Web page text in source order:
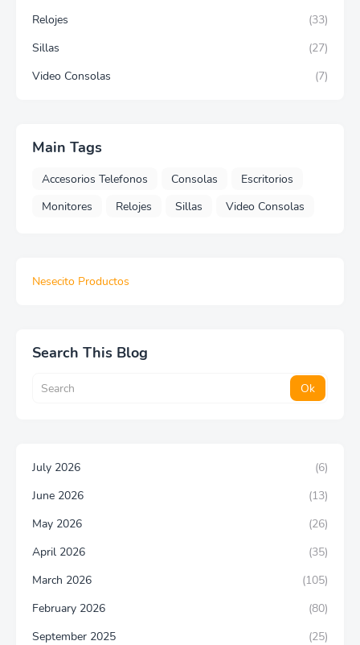
Relojes
(33)
Sillas
(27)
Video Consolas
(7)
Main Tags
Accesorios Telefonos Consolas
Escritorios
Monitores
Relojes Sillas Video Consolas
Nesecito Productos
Search This Blog
July 2026
(6)
June 2026
(13)
May 2026
(26)
April 2026
(35)
March 2026
(105)
February 2026
(80)
September 2025
(25)